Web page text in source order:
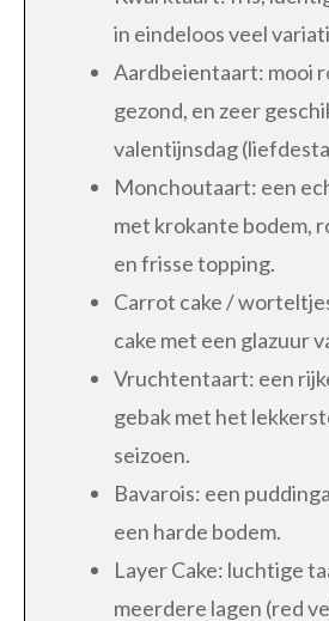
in eindeloos veel
Aardbeientaart: mooi
gezond, en zeer
valentijnsdag
Monchoutaart: een
met krokante bodem,
en frisse topping.
Carrot cake /
cake met een glazuur
Vruchtentaart: een
gebak met het
seizoen.
Bavarois: een
een harde bodem.
Layer Cake: luchtige
meerdere lagen (red